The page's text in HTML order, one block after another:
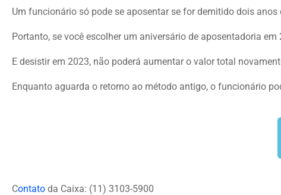
Um funcionário só pode se aposentar se for demitido dois
Portanto, se você escolher um aniversário de aposentadoria em
E desistir em 2023, não poderá aumentar o valor total
Enquanto aguarda o retorno ao método antigo, o funcionário
Contato da Caixa: (11) 3103-5900